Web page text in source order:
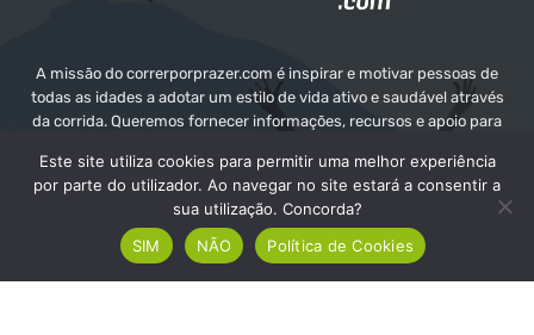
A missão do correrporprazer.com é inspirar e motivar pessoas de
todas as idades a adotar um estilo de vida ativo e saudável através
da corrida. Queremos fornecer informações, recursos e apoio para
estar.
Contate-nos:info@correrporprazer.com
Este site utiliza cookies para permitir uma melhor experiência
por parte do utilizador. Ao navegar no site estará a consentir a
sua utilização. Concorda?
SIM
NÃO Política de Cookies